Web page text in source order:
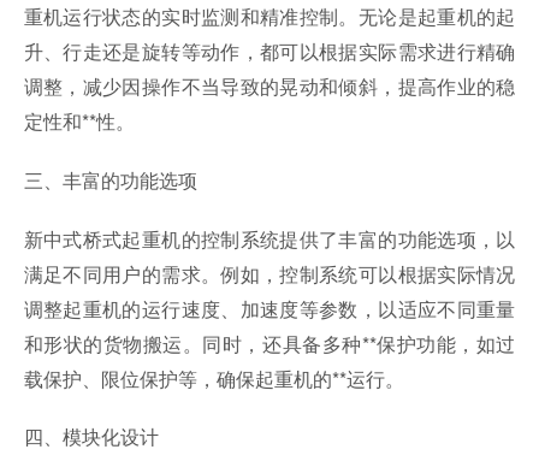
重机运行状态的实时监测和精准控制。无论是起重机的起
升、行走还是旋转等动作，都可以根据实际需求进行精确
调整，减少因操作不当导致的晃动和倾斜，提高作业的稳
定性和**性。
三、丰富的功能选项
新中式桥式起重机的控制系统提供了丰富的功能选项，以
满足不同用户的需求。例如，控制系统可以根据实际情况
调整起重机的运行速度、加速度等参数，以适应不同重量
和形状的货物搬运。同时，还具备多种**保护功能，如过
载保护、限位保护等，确保起重机的**运行。
四、模块化设计